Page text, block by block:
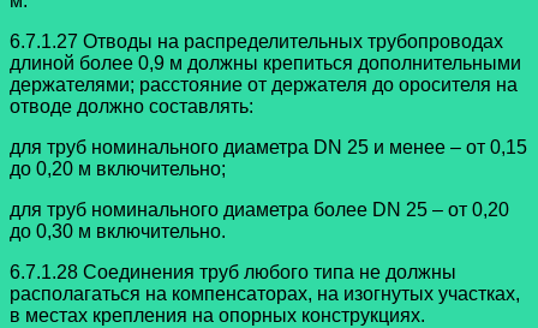
6.7.1.27 Отводы на распределительных трубопроводах
длиной более 0,9 м должны крепиться дополнительными
держателями; расстояние от держателя до оросителя на
отводе должно составлять:
для труб номинального диаметра DN 25 и менее – от 0,15
до 0,20 м включительно;
для труб номинального диаметра более DN 25 – от 0,20
до 0,30 м включительно.
6.7.1.28 Соединения труб любого типа не должны
располагаться на компенсаторах, на изогнутых участках,
в местах крепления на опорных конструкциях.